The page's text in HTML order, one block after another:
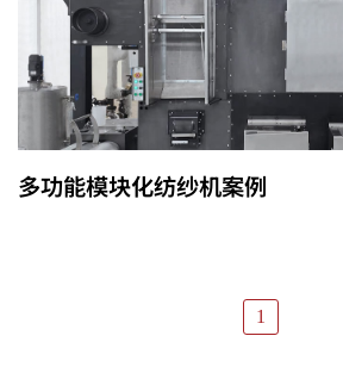
多功能模块化纺纱机案例
1